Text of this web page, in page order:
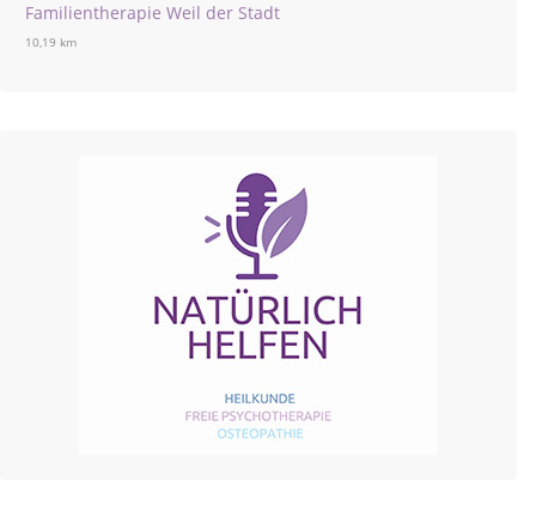
Familientherapie Weil der Stadt
10,19 km